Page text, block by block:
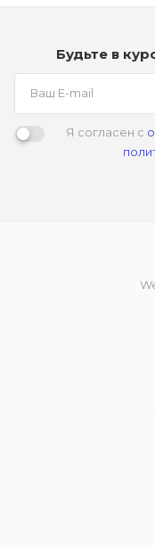
Будьте в
Я согласен с